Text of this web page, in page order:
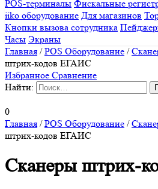
POS-терминалы Фискальные
iiko оборудование Для магазинов
Кнопки вызова сотрудника
Часы Экраны
Главная /POS Оборудование /
штрих-кодов ЕГАИС
Избранное Сравнение
Найти:
0
Главная /POS Оборудование /
штрих-кодов ЕГАИС
Сканеры штрих-